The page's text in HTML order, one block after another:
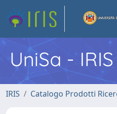
UniSa - IRIS
IRIS Catalogo Prodotti